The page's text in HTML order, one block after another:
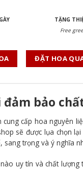
TẶNG
Free
ĐẶT HOA
đảm bảo
cấp hoa nguyên
sẽ được lụa chọn
trọng và ý nghĩa
uy tín và chất